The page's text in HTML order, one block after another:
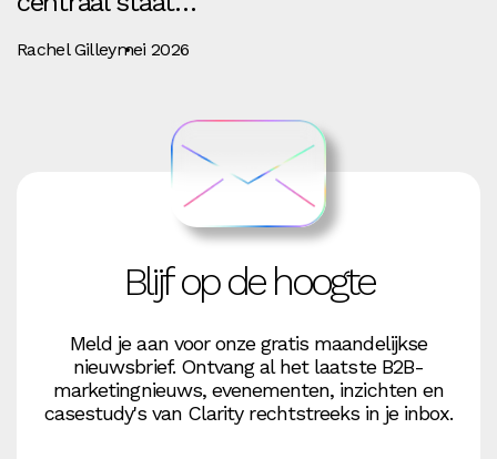
Rachel Gilleymei 2026
Blijf op de hoogte
Meld je aan voor onze gratis maandelijkse
nieuwsbrief. Ontvang al het laatste B2B-
marketingnieuws, evenementen, inzichten en
casestudy's van Clarity rechtstreeks in je inbox.